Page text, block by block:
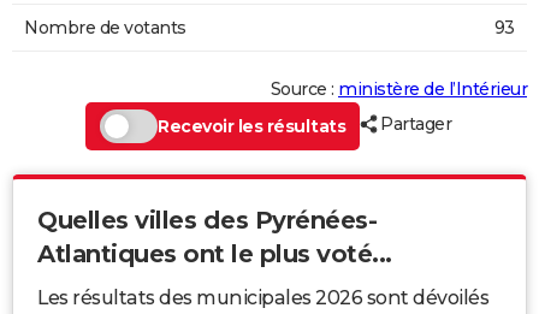
Nombre de votants 93
Source : ministère de l’Intérieur
Recevoir les résultats
Partager
Quelles villes des Pyrénées-
Atlantiques ont le plus voté...
Les résultats des municipales 2026 sont dévoilés